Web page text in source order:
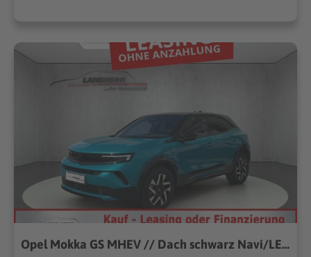
Opel Mokka GS MHEV // Dach schwarz Navi/LED /Kamera